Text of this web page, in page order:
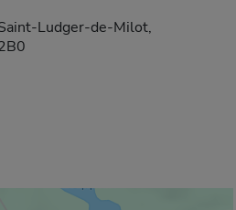
Ludger-de-Milot,